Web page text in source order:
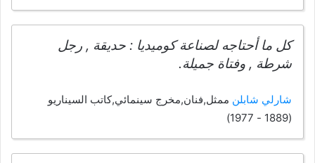
كل ما أحتاجه لصناعة كوميديا : حديقة , رجل
شرطة , وفتاة جميلة.
شارلي شابلن ممثل,فنان,مخرج سينمائي,كاتب السيناريو
(1889 - 1977)